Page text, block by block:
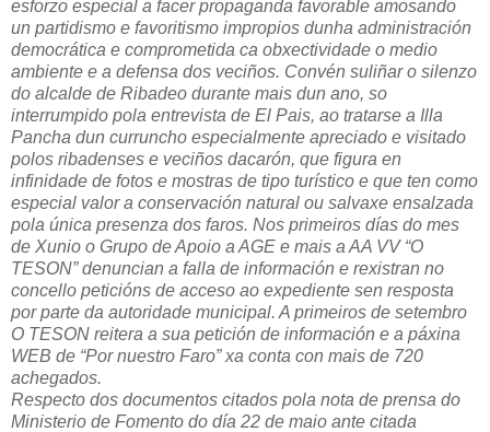
esforzo especial a facer propaganda favorable amosando
un partidismo e favoritismo impropios dunha administración
democrática e comprometida ca obxectividade o medio
ambiente e a defensa dos veciños. Convén suliñar o silenzo
do alcalde de Ribadeo durante mais dun ano, so
interrumpido pola entrevista de El Pais, ao tratarse a Illa
Pancha dun curruncho especialmente apreciado e visitado
polos ribadenses e veciños dacarón, que figura en
infinidade de fotos e mostras de tipo turístico e que ten como
especial valor a conservación natural ou salvaxe ensalzada
pola única presenza dos faros. Nos primeiros días do mes
de Xunio o Grupo de Apoio a AGE e mais a AA VV “O
TESON” denuncian a falla de información e rexistran no
concello peticións de acceso ao expediente sen resposta
por parte da autoridade municipal. A primeiros de setembro
O TESON reitera a sua petición de información e a páxina
WEB de “Por nuestro Faro” xa conta con mais de 720
achegados.
Respecto dos documentos citados pola nota de prensa do
Ministerio de Fomento do día 22 de maio ante citada